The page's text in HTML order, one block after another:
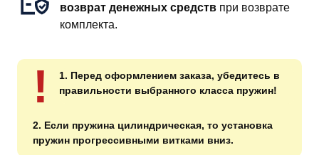
возврат денежных средств при возврате
комплекта.
!
1. Перед оформлением заказа, убедитесь в
правильности выбранного класса пружин!
2. Если пружина цилиндрическая, то установка
пружин прогрессивными витками вниз.